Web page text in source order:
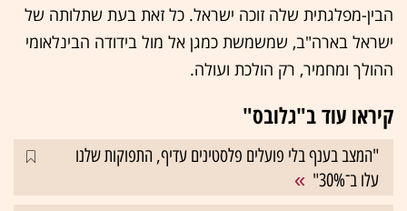
הבין-מפלגתית שלה זוכה ישראל. כל זאת בעת שתלותה של
ישראל בארה"ב, שמשמשת כמגן אל מול בידודה הבינלאומי
ההולך ומחמיר, רק הולכת ועולה.
קיראו עוד ב"גלובס"
"המצב בענף בלי פועלים פלסטינים עדיף, התפוקות שלנו
עלו ב־30%"